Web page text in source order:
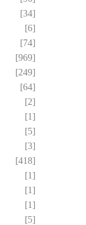
[34]
[6]
[74]
[969]
[249]
[64]
[2]
[1]
[5]
[3]
[418]
[1]
[1]
[1]
[5]